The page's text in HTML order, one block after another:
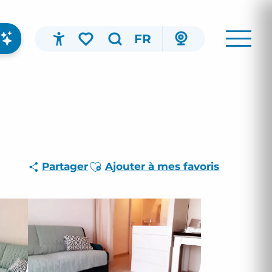
FR
PartagerAjouter aux favoris
Ajouter à mes favoris